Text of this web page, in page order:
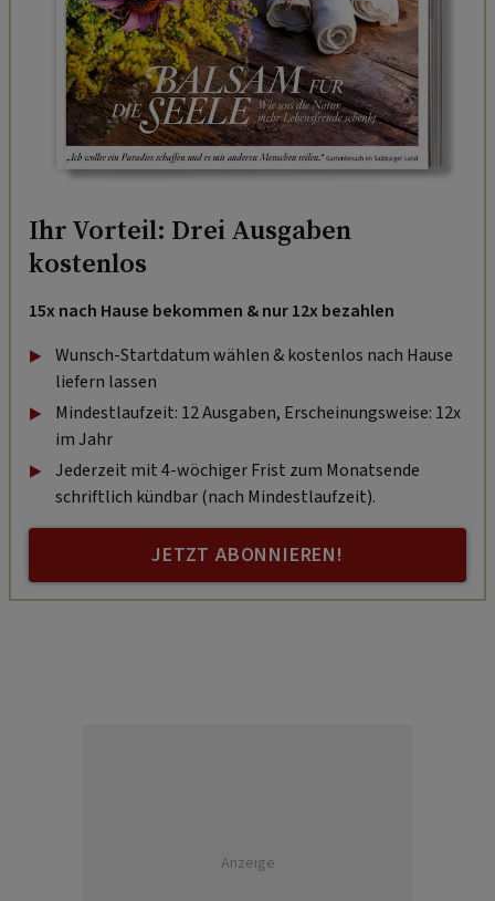
Ihr Vorteil: Drei Ausgaben
kostenlos
15x nach Hause bekommen & nur 12x bezahlen
Wunsch-Startdatum wählen & kostenlos nach Hause
liefern lassen
Mindestlaufzeit: 12 Ausgaben, Erscheinungsweise: 12x
im Jahr
Jederzeit mit 4-wöchiger Frist zum Monatsende
schriftlich kündbar (nach Mindestlaufzeit).
JETZT ABONNIEREN!
Anzeige